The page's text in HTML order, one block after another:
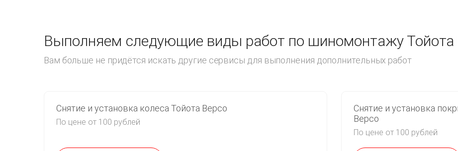
Выполняем следующие виды работ по шиномонтажу Тойота
Вам больше не придётся искать другие сервисы для выполнения дополнительных работ
Снятие и установка колеса Тойота Версо
По цене от 100 рублей
Снятие и установка
Версо
По цене от 100 рублей